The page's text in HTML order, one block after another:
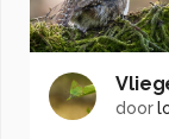
door